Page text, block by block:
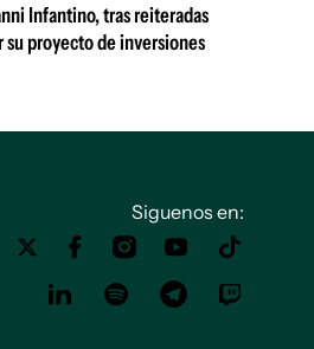
Infantino, tras reiteradas
su proyecto de inversiones
Siguenos en: